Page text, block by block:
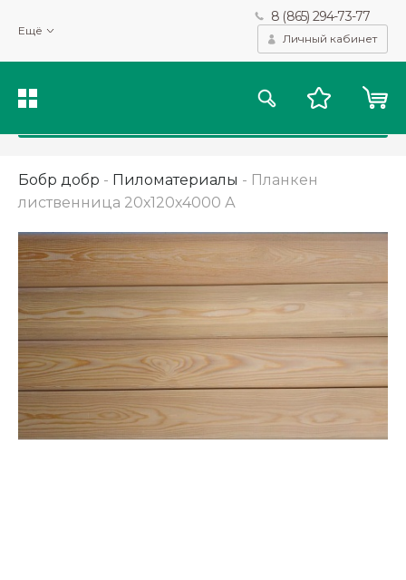
Ещё
8 (865) 294-73-77
Личный кабинет
Бобр добр - Пиломатериалы - Планкен
лиственница 20х120х4000 А
Мы используем файлы cookie и другие подобные технологии
для получения данных с целью сбора статистики, повышения
качества рекомендаций и предоставления вам возможности
персонализированного просмотра.Подробнее